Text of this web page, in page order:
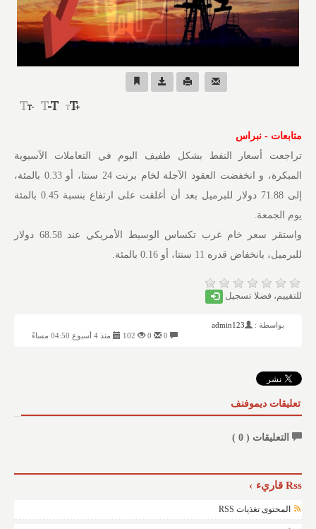
متابعات - نبراس
تراجعت أسعار النفط بشكل طفيف ⁠اليوم في التعاملات الآسيوية
المبكرة، و انخفضت العقود الآجلة لخام برنت 24 سنتا، أو 0.33 بالمئة،
إلى 71.88 دولار للبرميل بعد أن أغلقت على ارتفاع بنسبة 0.45 بالمئة
يوم الجمعة.
واستقر سعر خام غرب تكساس الوسيط الأمريكي عند 68.58 دولار
للبرميل، بانخفاض قدره 11 سنتا، أو 0.16 بالمئة.
للتقييم، فضلا تسجيل
بواسطة :
admin123
102 منذ 4 أسبوع 04:50 مساءً
تعليقات ديموفنف
التعليقات ( 0
)
Rss قاريء
المحتوى تغذيات RSS